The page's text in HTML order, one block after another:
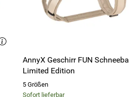
AnnyX Geschirr FUN Schneeball
Limited Edition
5 Größen
Sofort lieferbar